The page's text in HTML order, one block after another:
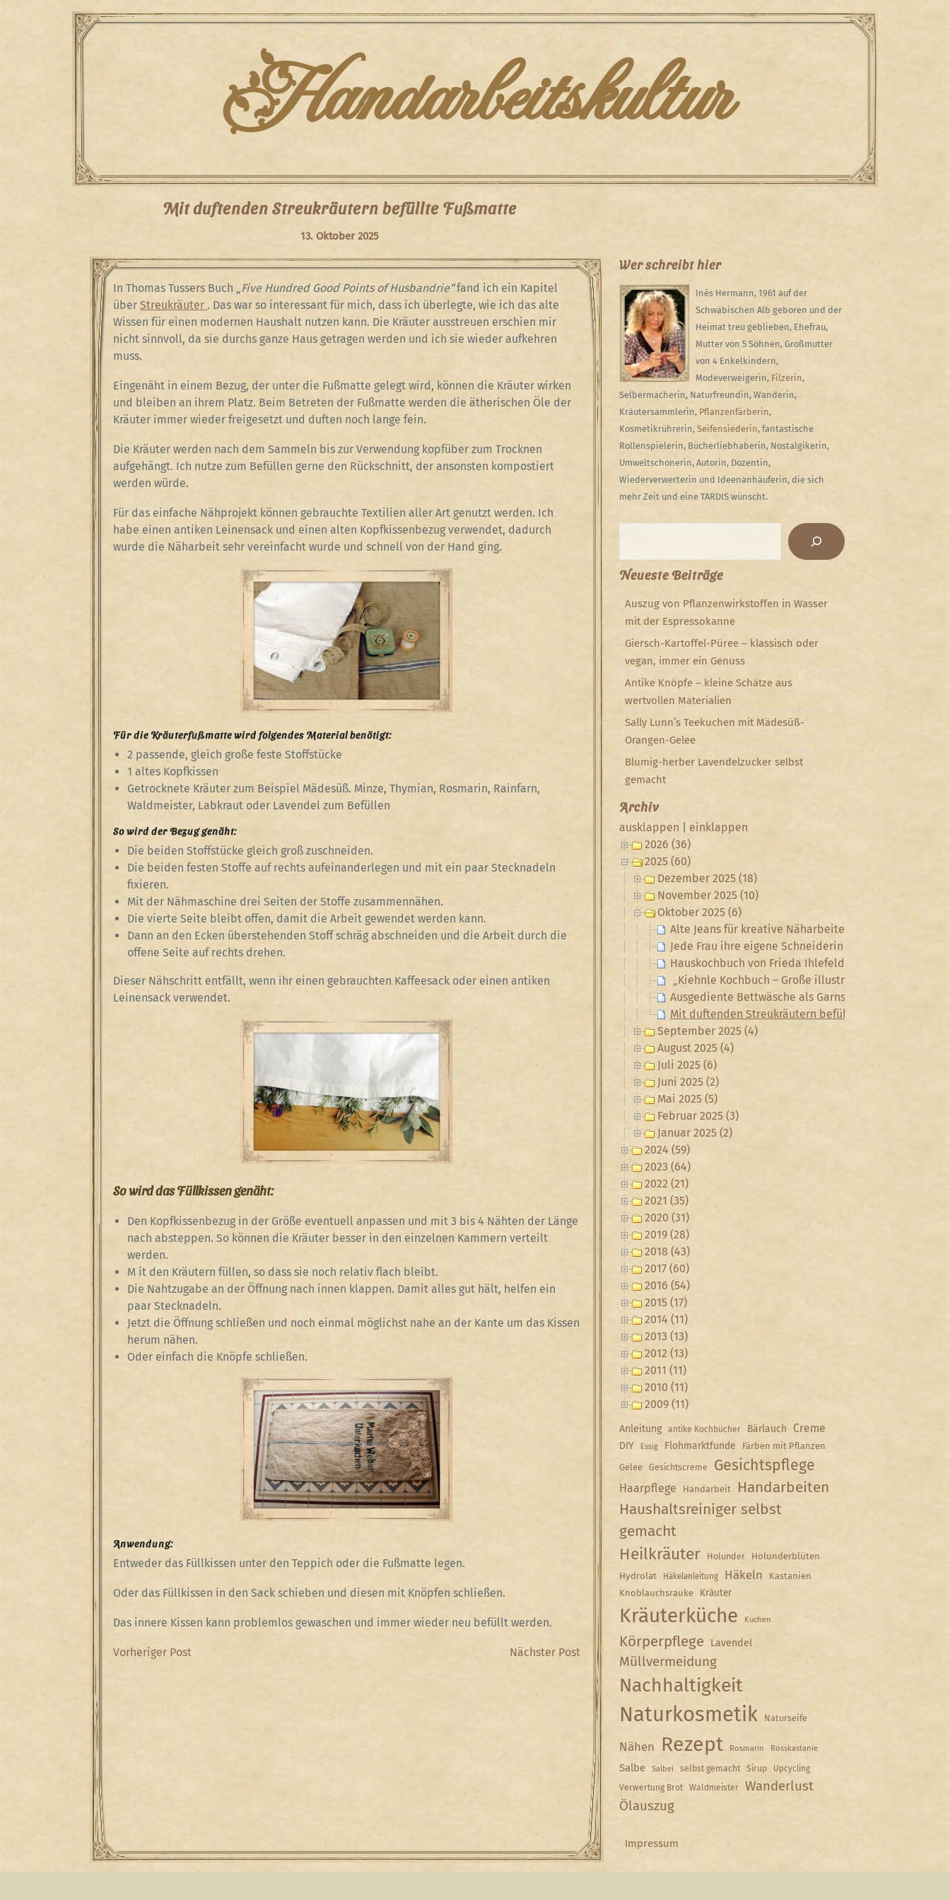
Skip
Handarbeitskultur
Mit duftenden Streukräutern befüllte Fußmatte
13. Oktober 2025
In Thomas Tussers Buch „Five Hundred Good Points of Husbandrie“fand ich ein Kapitel
über Streukräuter . Das war so interessant für mich, dass ich überlegte, wie ich das alte
Wissen für einen modernen Haushalt nutzen kann. Die Kräuter ausstreuen erschien mir
nicht sinnvoll, da sie durchs ganze Haus getragen werden und ich sie wieder aufkehren
muss.
Eingenäht in einem Bezug, der unter die Fußmatte gelegt wird, können die Kräuter wirken
und bleiben an ihrem Platz. Beim Betreten der Fußmatte werden die ätherischen Öle der
Kräuter immer wieder freigesetzt und duften noch lange fein.
Die Kräuter werden nach dem Sammeln bis zur Verwendung kopfüber zum Trocknen
aufgehängt. Ich nutze zum Befüllen gerne den Rückschnitt, der ansonsten kompostiert
werden würde.
Für das einfache Nähprojekt können gebrauchte Textilien aller Art genutzt werden. Ich
habe einen antiken Leinensack und einen alten Kopfkissenbezug verwendet, dadurch
wurde die Näharbeit sehr vereinfacht wurde und schnell von der Hand ging.
Für die Kräuterfußmatte wird folgendes Material benötigt:
2 passende, gleich große feste Stoffstücke
1 altes Kopfkissen
Getrocknete Kräuter zum Beispiel Mädesüß. Minze, Thymian, Rosmarin, Rainfarn,
Waldmeister, Labkraut oder Lavendel zum Befüllen
So wird der Bezug genäht:
Die beiden Stoffstücke gleich groß zuschneiden.
Die beiden festen Stoffe auf rechts aufeinanderlegen und mit ein paar Stecknadeln
fixieren.
Mit der Nähmaschine drei Seiten der Stoffe zusammennähen.
Die vierte Seite bleibt offen, damit die Arbeit gewendet werden kann.
Dann an den Ecken überstehenden Stoff schräg abschneiden und die Arbeit durch die
offene Seite auf rechts drehen.
Dieser Nähschritt entfällt, wenn ihr einen gebrauchten Kaffeesack oder einen antiken
Leinensack verwendet.
So wird das Füllkissen genäht:
Den Kopfkissenbezug in der Größe eventuell anpassen und mit 3 bis 4 Nähten der Länge
nach absteppen. So können die Kräuter besser in den einzelnen Kammern verteilt
werden.
M it den Kräutern füllen, so dass sie noch relativ flach bleibt.
Die Nahtzugabe an der Öffnung nach innen klappen. Damit alles gut hält, helfen ein
paar Stecknadeln.
Jetzt die Öffnung schließen und noch einmal möglichst nahe an der Kante um das Kissen
herum nähen.
Oder einfach die Knöpfe schließen.
Anwendung:
Entweder das Füllkissen unter den Teppich oder die Fußmatte legen.
Oder das Füllkissen in den Sack schieben und diesen mit Knöpfen schließen.
Das innere Kissen kann problemlos gewaschen und immer wieder neu befüllt werden.
Beitragsnavigation
Previous
Vorheriger Post
Next
Nächster Post
Wer schreibt hier
Inés Hermann, 1961 auf der
Schwäbischen Alb geboren und der
Heimat treu geblieben, Ehefrau,
Mutter von 5 Söhnen, Großmutter
von 4 Enkelkindern,
Modeverweigerin, Filzerin,
Selbermacherin, Naturfreundin, Wanderin,
Kräutersammlerin, Pflanzenfärberin,
Kosmetikrührerin, Seifensiederin, fantastische
Rollenspielerin, Bücherliebhaberin, Nostalgikerin,
Umweltschonerin, Autorin, Dozentin,
Wiederverwerterin und Ideenanhäuferin, die sich
mehr Zeit und eine TARDIS wünscht.
Neueste Beiträge
Auszug von Pflanzenwirkstoffen in Wasser
mit der Espressokanne
Giersch-Kartoffel-Püree – klassisch oder
vegan, immer ein Genuss
Antike Knöpfe – kleine Schätze aus
wertvollen Materialien
Sally Lunn’s Teekuchen mit Mädesüß-
Orangen-Gelee
Blumig-herber Lavendelzucker selbst
gemacht
Archiv
ausklappen
einklappen
2026 (36)
2025 (60)
Dezember 2025 (18)
November 2025 (10)
Oktober 2025 (6)
Alte Jeans für kreative Näharbeiten und individuelle
Jede Frau ihre eigene Schneiderin von Wilhelmine
Hauskochbuch von Frieda Ihlefeld
„Kiehnle Kochbuch – Große illustrierte Ausgabe“ von
Ausgediente Bettwäsche als Garnspender
Mit duftenden Streukräutern befüllte Fußmatte
September 2025 (4)
August 2025 (4)
Juli 2025 (6)
Juni 2025 (2)
Mai 2025 (5)
Februar 2025 (3)
Januar 2025 (2)
2024 (59)
2023 (64)
2022 (21)
2021 (35)
2020 (31)
2019 (28)
2018 (43)
2017 (60)
2016 (54)
2015 (17)
2014 (11)
2013 (13)
2012 (13)
2011 (11)
2010 (11)
2009 (11)
Anleitung antike Kochbücher Bärlauch Creme
DIY Essig Flohmarktfunde
Färben mit Pflanzen
Gelee
Gesichtscreme Gesichtspflege
Haarpflege Handarbeit
Handarbeiten
Haushaltsreiniger selbst
gemacht
Heilkräuter Holunder
Holunderblüten
Hydrolat
Häkelanleitung Häkeln
Kastanien
Knoblauchsrauke
Kräuter
Kräuterküche Kuchen
Körperpflege Lavendel
Müllvermeidung
Nachhaltigkeit
Naturkosmetik Naturseife
Nähen Rezept Rosmarin Rosskastanie
Salbe Salbei selbst gemacht Sirup
Upcycling
Verwertung Brot
Waldmeister
Wanderlust
Ölauszug
Impressum